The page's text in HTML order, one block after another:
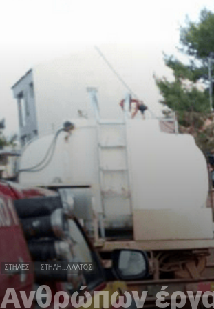
ΣΤΉΛΕΣ ΣΤΉΛΗ...ΆΛΑΤΟΣ
Ανθρώπων